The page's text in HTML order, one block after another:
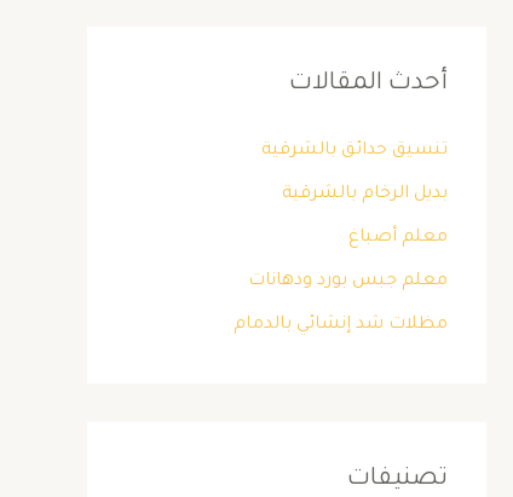
أحدث المقالات
تنسيق حدائق بالشرقية
بديل الرخام بالشرقية
معلم أصباغ
معلم جبس بورد ودهانات
مظلات شد إنشائي بالدمام
تصنيفات